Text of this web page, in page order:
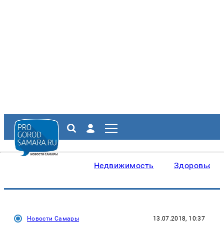
Недвижимость Здоровье
Новости Самары 13.07.2018, 10:37